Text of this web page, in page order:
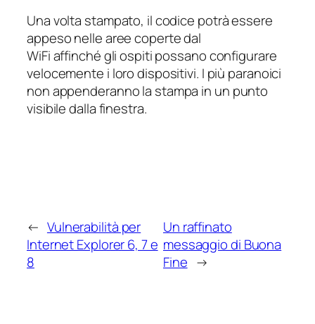
Una volta stampato, il codice potrà essere
appeso nelle aree coperte dal
WiFi affinché gli ospiti possano configurare
velocemente i loro dispositivi. I più paranoici
non appenderanno la stampa in un punto
visibile dalla finestra.
← Vulnerabilità per
Internet Explorer 6, 7 e
8
Un raffinato
messaggio di Buona
Fine →